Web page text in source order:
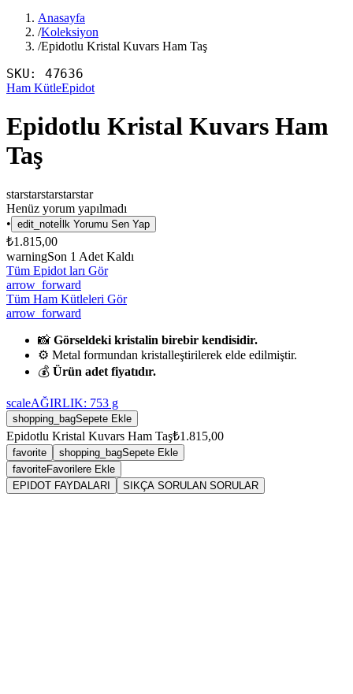
Anasayfa
/Koleksiyon
/Epidotlu Kristal Kuvars Ham Taş
SKU: 47636
Ham KütleEpidot
Epidotlu Kristal Kuvars Ham
Taş
starstarstarstarstar
Henüz yorum yapılmadı
• edit_note İlk Yorumu Sen Yap
₺1.815,00
warningSon 1 Adet Kaldı
Tüm Epidot ları Gör
arrow_forward
Tüm Ham Kütleleri Gör
arrow_forward
📸 Görseldeki kristalin birebir kendisidir.
⚙️ Metal formundan kristalleştirilerek elde edilmiştir.
💰 Ürün adet fiyatıdır.
scaleAĞIRLIK: 753 g
shopping_bagSepete Ekle
Epidotlu Kristal Kuvars Ham Taş₺1.815,00
favorite shopping_bagSepete Ekle
favoriteFavorilere Ekle
EPIDOT FAYDALARI
SIKÇA SORULAN SORULAR